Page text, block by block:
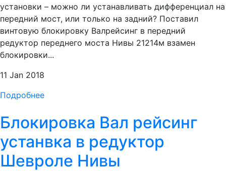
установки – можно ли устанавливать дифференциал на
передний мост, или только на задний? Поставил
винтовую блокировку Валрейсинг в передний
редуктор переднего моста Нивы 21214м взамен
блокировки...
11 Jan 2018
Подробнее
Блокировка Вал рейсинг
устанвка в редуктор
Шевроле Нивы